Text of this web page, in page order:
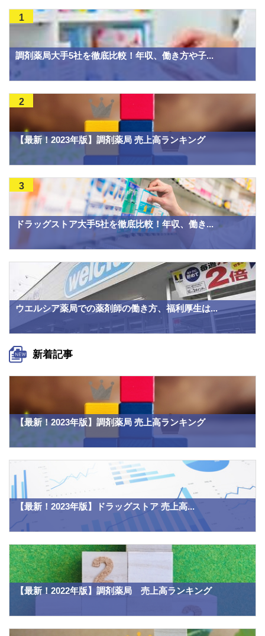
調剤薬局大手5社を徹底比較！年収、働き方や子...
1
【最新！2023年版】調剤薬局 売上高ランキング
2
ドラッグストア大手5社を徹底比較！年収、働き...
3
ウエルシア薬局での薬剤師の働き方、福利厚生は...
新着記事
【最新！2023年版】調剤薬局 売上高ランキング
【最新！2023年版】ドラッグストア 売上高...
【最新！2022年版】調剤薬局 売上高ランキング